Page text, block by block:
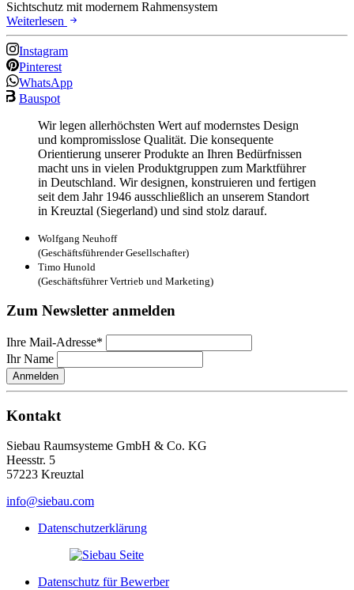
Sichtschutz mit modernem Rahmensystem
Weiterlesen
Instagram
Pinterest
WhatsApp
Bauspot
Wir legen allerhöchsten Wert auf modernstes Design
und kompromisslose Qualität. Die konsequente
Orientierung unserer Produkte an Ihren Bedürfnissen
macht uns in vielen Produktgruppen zum Marktführer
in Deutschland. Wir designen, konstruieren und fertigen
seit dem Jahr 1946 ausschließlich an unserem Standort
in Kreuztal (Siegerland) und sind stolz darauf.
Wolfgang Neuhoff
(Geschäftsführender Gesellschafter)
Timo Hunold
(Geschäftsführer Vertrieb und Marketing)
Zum Newsletter anmelden
Ihre Mail-Adresse*
Ihr Name
Anmelden
Kontakt
Siebau Raumsysteme GmbH & Co. KG
Heesstr. 5
57223 Kreuztal
info@siebau.com
Datenschutzerklärung
Datenschutz für Bewerber